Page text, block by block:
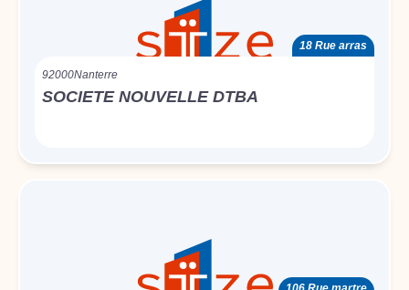
18 Rue arras
92000Nanterre
SOCIETE NOUVELLE DTBA